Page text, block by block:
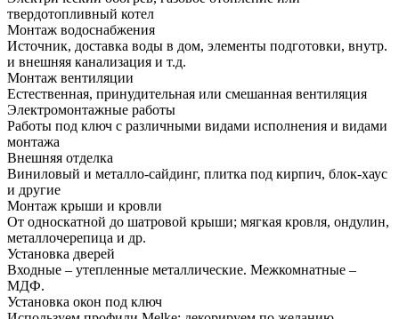
твердотопливный котел
Монтаж водоснабжения
Источник, доставка воды в дом, элементы подготовки, внутр.
и внешняя канализация и т.д.
Монтаж вентиляции
Естественная, принудительная или смешанная вентиляция
Электромонтажные работы
Работы под ключ с различными видами исполнения и видами
монтажа
Внешняя отделка
Виниловый и металло-сайдинг, плитка под кирпич, блок-хаус
и другие
Монтаж крыши и кровли
От односкатной до шатровой крыши; мягкая кровля, ондулин,
металлочерепица и др.
Установка дверей
Входные – утепленные металлические. Межкомнатные –
МДФ.
Установка окон под ключ